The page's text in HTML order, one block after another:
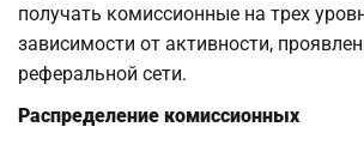
получать комиссионные на трех
зависимости от активности,
реферальной сети.
Распределение комиссионных